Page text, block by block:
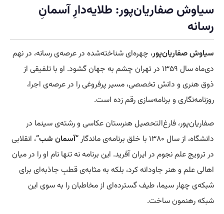
سیاوش صفاریان‌پور: طلایه‌دارِ آسمانِ
رسانه
سیاوش صفاریان‌پور، چهره‌ای شناخته‌شده در عرصه‌ی رسانه، در نهم
دی‌ماه سال ۱۳۵۹ در تهران چشم به جهان گشود. او با تلفیقی از
ذوق هنری و دانش تخصصی، مسیر پرفروغی را در عرصه‌ی اجرا،
روزنامه‌نگاری و برنامه‌سازی رقم زده است.
صفاریان‌پور، فارغ‌التحصیل هنرستان عکاسی و رشته‌ی سینما در
دانشگاه، از سال ۱۳۸۰ با خلق برنامه‌ی ماندگار
“آسمان شب”، انقلابی
در ترویج علم نجوم در ایران آفرید. این برنامه نه تنها نام او را در میان
اهالی علم و هنر جاودانه کرد، بلکه به مثابه‌ی قطبِ جاذبه‌ای برای
شبکه‌ی چهار سیما، طیف گسترده‌ای از مخاطبان را به سوی این
شبکه رهنمون ساخت.